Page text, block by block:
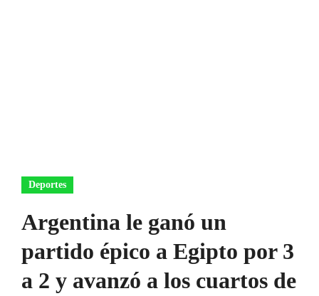
Deportes
Argentina le ganó un
partido épico a Egipto por 3
a 2 y avanzó a los cuartos de